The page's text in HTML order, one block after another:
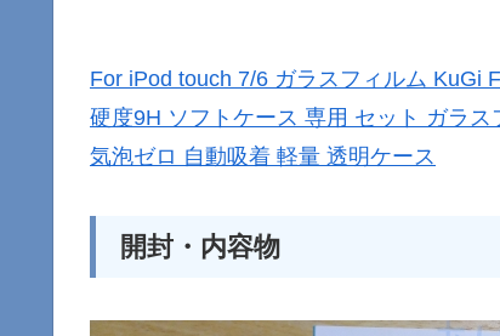
For iPod touch 7/6 ガラスフィルム KuGi
硬度9H ソフトケース 専用 セット ガラ
気泡ゼロ 自動吸着 軽量 透明ケース
開封・内容物